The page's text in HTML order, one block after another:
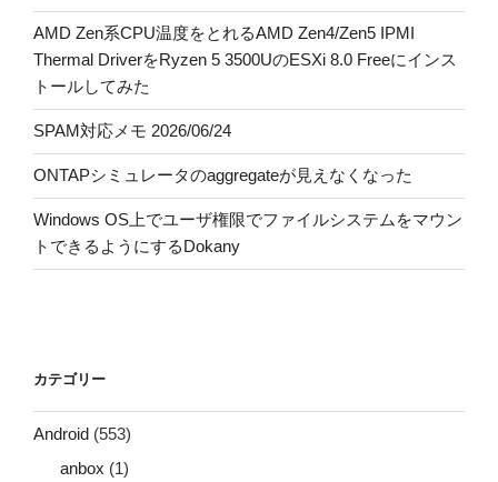
AMD Zen系CPU温度をとれるAMD Zen4/Zen5 IPMI
Thermal DriverをRyzen 5 3500UのESXi 8.0 Freeにインス
トールしてみた
SPAM対応メモ 2026/06/24
ONTAPシミュレータのaggregateが見えなくなった
Windows OS上でユーザ権限でファイルシステムをマウン
トできるようにするDokany
カテゴリー
Android (553)
anbox (1)